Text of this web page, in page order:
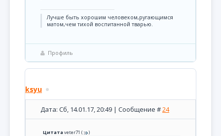
Лучше быть хорошим человеком,ругающимся
матом,чем тихой воспитанной тварью.
Профиль
ksyu
Дата: Сб, 14.01.17, 20:49 | Сообщение #24
Цитатаveter71 ( )